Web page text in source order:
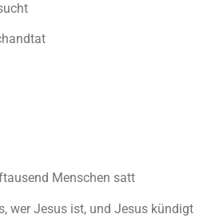
Menschen satt
wer Jesus ist, und Jesus kündigt